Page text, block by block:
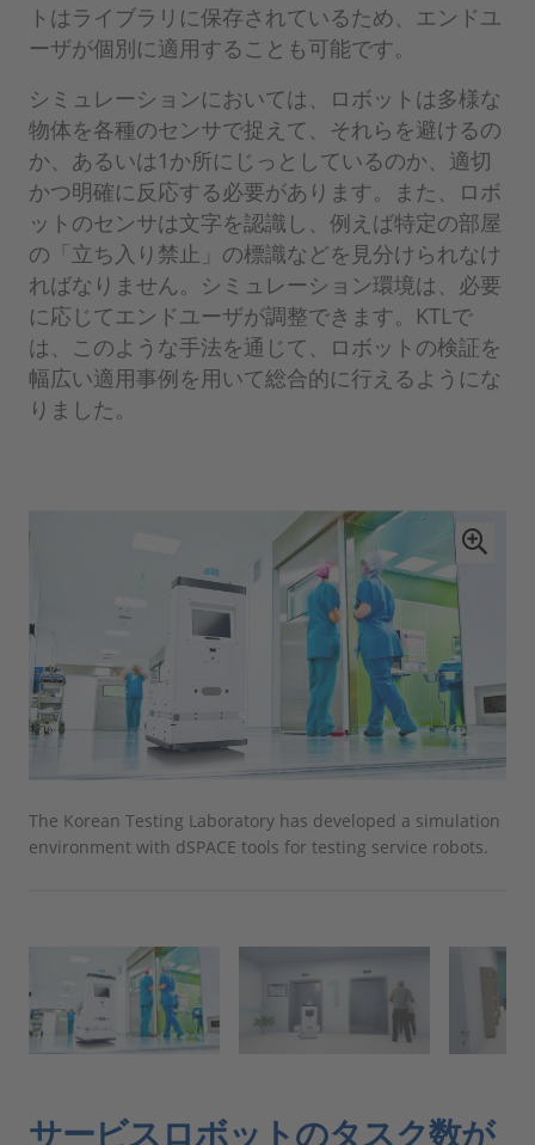
トはライブラリに保存されているため、エンドユ
ーザが個別に適用することも可能です。
シミュレーションにおいては、ロボットは多様な
物体を各種のセンサで捉えて、それらを避けるの
か、あるいは1か所にじっとしているのか、適切
かつ明確に反応する必要があります。また、ロボ
ットのセンサは文字を認識し、例えば特定の部屋
の「立ち入り禁止」の標識などを見分けられなけ
ればなりません。シミュレーション環境は、必要
に応じてエンドユーザが調整できます。KTLで
は、このような手法を通じて、ロボットの検証を
幅広い適用事例を用いて総合的に行えるようにな
りました。
The Korean Testing Laboratory has developed a simulation
environment with dSPACE tools for testing service robots.
サービスロボットのタスク数が